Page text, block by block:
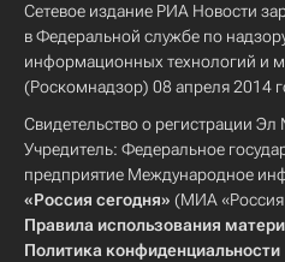
Сетевое издание РИА Новости
в Федеральной службе по
информационных технологий и
(Роскомнадзор) 08 апреля 2014
Свидетельство о регистрации
Учредитель: Федеральное
предприятие Международное
«Россия сегодня» (МИА «Россия
Правила использования
Политика конфиденциальности